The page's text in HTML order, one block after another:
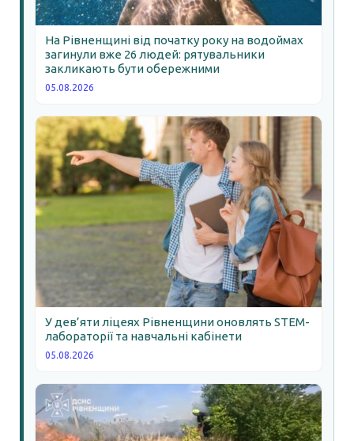
На Рівненщині від початку року на водоймах
загинули вже 26 людей: рятувальники
закликають бути обережними
05.08.2026
У дев’яти ліцеях Рівненщини оновлять STEM-
лабораторії та навчальні кабінети
05.08.2026